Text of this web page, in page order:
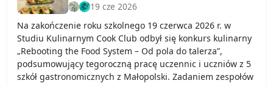
19 cze 2026
Na zakończenie roku szkolnego 19 czerwca 2026 r. w
Studiu Kulinarnym Cook Club odbył się konkurs kulinarny
„Rebooting the Food System – Od pola do talerza”,
podsumowujący tegoroczną pracę uczennic i uczniów z 5
szkół gastronomicznych z Małopolski. Zadaniem zespołów